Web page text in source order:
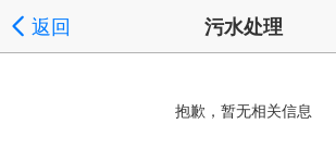
返回 污水处理
抱歉，暂无相关信息